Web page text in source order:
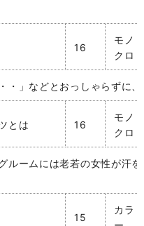
16
モノ
クロ
・」などとおっしゃらずに
とは 16
モノ
クロ
ルームには老若の女性が汗
15
カラ